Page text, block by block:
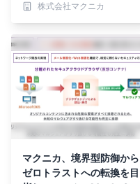
株式会社マクニカ
マクニカ、境界型防御から
ゼロトラストへの転換を目